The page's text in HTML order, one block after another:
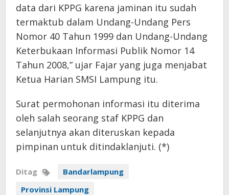
data dari KPPG karena jaminan itu sudah
termaktub dalam Undang-Undang Pers
Nomor 40 Tahun 1999 dan Undang-Undang
Keterbukaan Informasi Publik Nomor 14
Tahun 2008,” ujar Fajar yang juga menjabat
Ketua Harian SMSI Lampung itu.
Surat permohonan informasi itu diterima
oleh salah seorang staf KPPG dan
selanjutnya akan diteruskan kepada
pimpinan untuk ditindaklanjuti. (*)
Ditag
Bandarlampung
Provinsi Lampung